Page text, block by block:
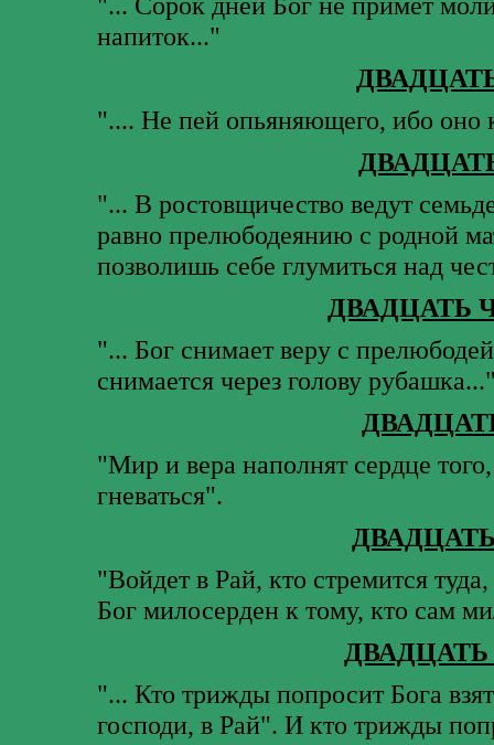
напиток..."
".... Не пей опьяняющего, ибо оно
"... В ростовщичество ведут
равно прелюбодеянию с родной
позволишь себе глумиться над
ДВАДЦАТЬ
"... Бог снимает веру с
снимается через голову
"Мир и вера наполнят сердце
гневаться".
"Войдет в Рай, кто стремится
Бог милосерден к тому, кто сам
"... Кто трижды попросит Бога
господи, в Рай". И кто трижды